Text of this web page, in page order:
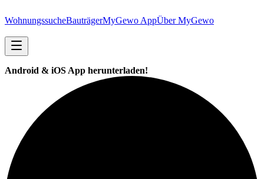
WohnungssucheBauträgerMyGewo AppÜber MyGewo
Android & iOS App herunterladen!